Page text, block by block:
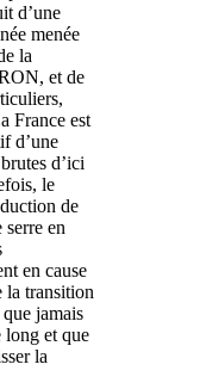
d’une
menée
la
et de
France est
d’une
d’ici
le
de
serre en
en cause
la transition
jamais
long et que
la